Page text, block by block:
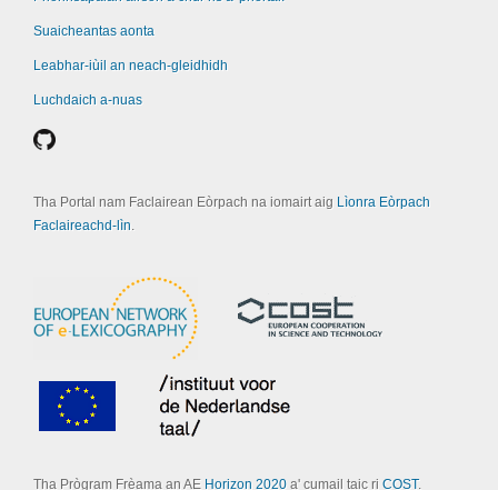
Suaicheantas aonta
Leabhar-iùil an neach-gleidhidh
Luchdaich a-nuas
Tha Portal nam Faclairean Eòrpach na iomairt aig Lìonra Eòrpach
Faclaireachd-lìn.
Tha Prògram Frèama an AE Horizon 2020 a' cumail taic ri COST.